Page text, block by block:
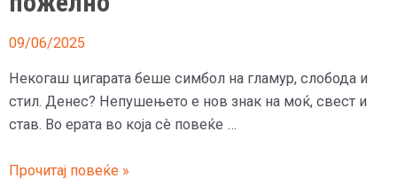
09/06/2025
Некогаш цигарата беше симбол на гламур, слобода и
стил. Денес? Непушењето е нов знак на моќ, свест и
став. Во ерата во која сè повеќе …
Збогум
Прочитај повеќе »